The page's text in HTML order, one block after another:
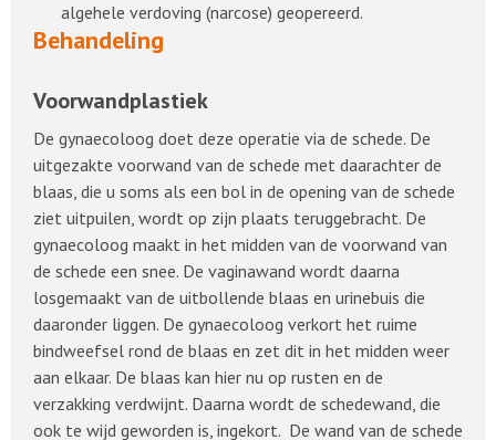
algehele verdoving (narcose) geopereerd.
Behandeling
Voorwandplastiek
De gynaecoloog doet deze operatie via de schede. De
uitgezakte voorwand van de schede met daarachter de
blaas, die u soms als een bol in de opening van de schede
ziet uitpuilen, wordt op zijn plaats teruggebracht. De
gynaecoloog maakt in het midden van de voorwand van
de schede een snee. De vaginawand wordt daarna
losgemaakt van de uitbollende blaas en urinebuis die
daaronder liggen. De gynaecoloog verkort het ruime
bindweefsel rond de blaas en zet dit in het midden weer
aan elkaar. De blaas kan hier nu op rusten en de
verzakking verdwijnt. Daarna wordt de schedewand, die
ook te wijd geworden is, ingekort. De wand van de schede